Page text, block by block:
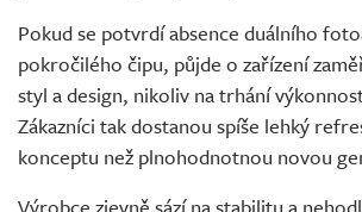
Pokud se potvrdí absence duálního
pokročilého čipu, půjde o zařízení
styl a design, nikoliv na trhání
Zákazníci tak dostanou spíše lehký
konceptu než plnohodnotnou novou